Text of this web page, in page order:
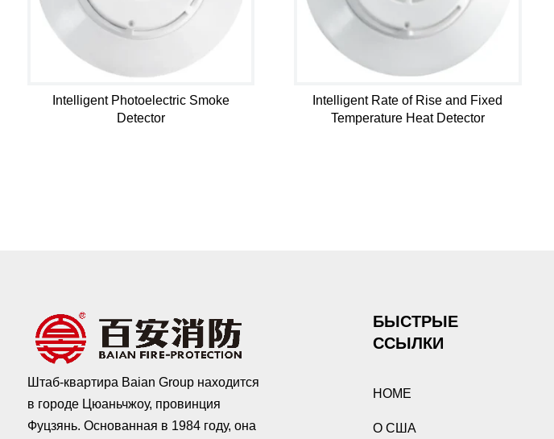
Intelligent Photoelectric Smoke
Detector
Intelligent Rate of Rise and Fixed
Temperature Heat Detector
Штаб-квартира Baian Group находится
в городе Цюаньчжоу, провинция
Фуцзянь. Основанная в 1984 году, она
БЫСТРЫЕ
ССЫЛКИ
HOME
О США